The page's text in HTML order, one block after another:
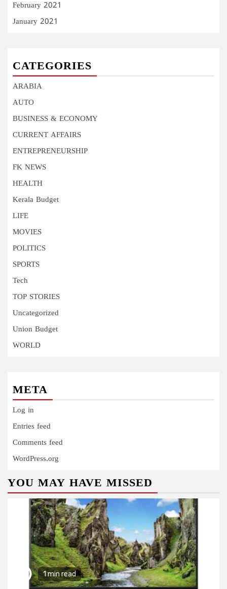
February 2021
January 2021
CATEGORIES
ARABIA
AUTO
BUSINESS & ECONOMY
CURRENT AFFAIRS
ENTREPRENEURSHIP
FK NEWS
HEALTH
Kerala Budget
LIFE
MOVIES
POLITICS
SPORTS
Tech
TOP STORIES
Uncategorized
Union Budget
WORLD
META
Log in
Entries feed
Comments feed
WordPress.org
YOU MAY HAVE MISSED
1 min read